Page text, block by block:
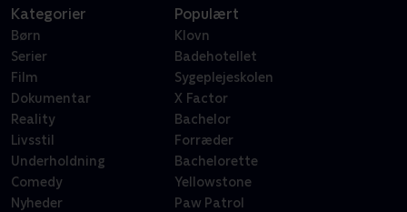
Kategorier
Børn
Serier
Film
Dokumentar
Reality
Livsstil
Underholdning
Comedy
Nyheder
Populært
Klovn
Badehotellet
Sygeplejeskolen
X Factor
Bachelor
Forræder
Bachelorette
Yellowstone
Paw Patrol